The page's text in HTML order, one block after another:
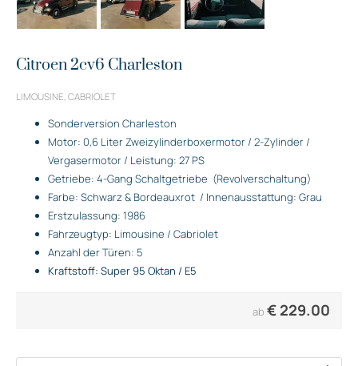
Citroen 2cv6 Charleston
LIMOUSINE, CABRIOLET
Sonderversion Charleston
Motor: 0,6 Liter Zweizylinderboxermotor / 2-Zylinder /
Vergasermotor / Leistung: 27 PS
Getriebe: 4-Gang Schaltgetriebe (Revolverschaltung)
Farbe: Schwarz & Bordeauxrot / Innenausstattung: Grau
Erstzulassung: 1986
Fahrzeugtyp: Limousine / Cabriolet
Anzahl der Türen: 5
Kraftstoff: Super 95 Oktan / E5
ab € 229.00